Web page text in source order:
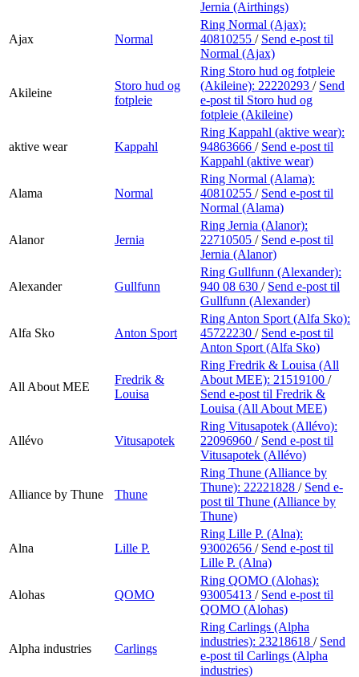
Jernia (Airthings)
Ajax Normal
Ring Normal (Ajax):
40810255 / Send e-post til
Normal (Ajax)
Akileine
Storo hud og
fotpleie
Ring Storo hud og fotpleie
(Akileine): 22220293 / Send
e-post til Storo hud og
fotpleie (Akileine)
aktive wear Kappahl
Ring Kappahl (aktive wear):
94863666 / Send e-post til
Kappahl (aktive wear)
Alama Normal
Ring Normal (Alama):
40810255 / Send e-post til
Normal (Alama)
Alanor Jernia
Ring Jernia (Alanor):
22710505 / Send e-post til
Jernia (Alanor)
Alexander Gullfunn
Ring Gullfunn (Alexander):
940 08 630 / Send e-post til
Gullfunn (Alexander)
Alfa Sko Anton Sport
Ring Anton Sport (Alfa Sko):
45722230 / Send e-post til
Anton Sport (Alfa Sko)
All About MEE
Fredrik &
Louisa
Ring Fredrik & Louisa (All
About MEE): 21519100 /
Send e-post til Fredrik &
Louisa (All About MEE)
Allévo Vitusapotek
Ring Vitusapotek (Allévo):
22096960 / Send e-post til
Vitusapotek (Allévo)
Alliance by Thune Thune
Ring Thune (Alliance by
Thune): 22221828 / Send e-
post til Thune (Alliance by
Thune)
Alna Lille P.
Ring Lille P. (Alna):
93002656 / Send e-post til
Lille P. (Alna)
Alohas QOMO
Ring QOMO (Alohas):
93005413 / Send e-post til
QOMO (Alohas)
Alpha industries Carlings
Ring Carlings (Alpha
industries): 23218618 / Send
e-post til Carlings (Alpha
industries)